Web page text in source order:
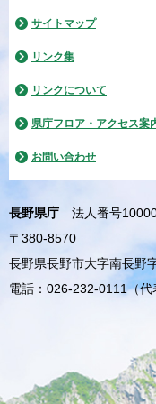
サイトマップ
リンク集
リンクについて
県庁フロア・アクセス案
お問い合わせ
長野県庁
法人番号
〒380-8570
長野県長野市大字南長野
電話：026-232-0111（代